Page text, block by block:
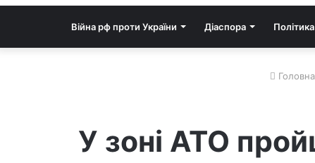
Війна рф проти України Діаспора Політика
Головна
У зоні АТО